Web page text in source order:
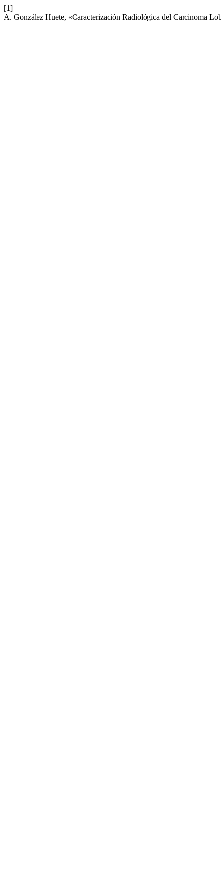
[1]
A. González Huete, «Caracterización Radiológica del Carcinoma